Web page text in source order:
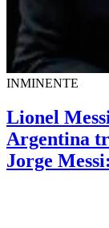
INMINENTE
Lionel
Argentina
Jorge